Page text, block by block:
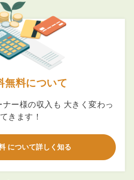
無料について
ー様の収入も 大きく変わっ
てきます！
について詳しく知る